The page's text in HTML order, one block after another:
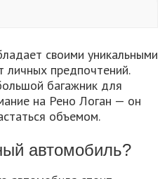
своими уникальными
личных предпочтений.
багажник для
на Рено Логан — он
объемом.
автомобиль?